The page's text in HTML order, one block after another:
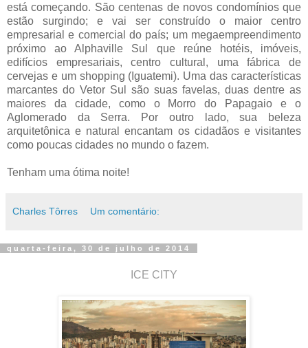
está começando. São centenas de novos condomínios que
estão surgindo; e vai ser construído o maior centro
empresarial e comercial do país; um megaempreendimento
próximo ao Alphaville Sul que reúne hotéis, imóveis,
edifícios empresariais, centro cultural, uma fábrica de
cervejas e um shopping (Iguatemi). Uma das características
marcantes do Vetor Sul são suas favelas, duas dentre as
maiores da cidade, como o Morro do Papagaio e o
Aglomerado da Serra. Por outro lado, sua beleza
arquitetônica e natural encantam os cidadãos e visitantes
como poucas cidades no mundo o fazem.
Tenham uma ótima noite!
Charles Tôrres Um comentário:
quarta-feira, 30 de julho de 2014
ICE CITY